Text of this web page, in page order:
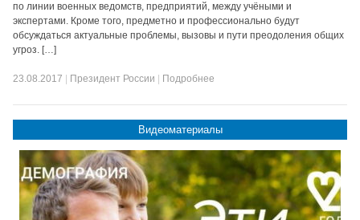
по линии военных ведомств, предприятий, между учёными и
экспертами. Кроме того, предметно и профессионально будут
обсуждаться актуальные проблемы, вызовы и пути преодоления общих
угроз. […]
23.08.2017 Президент России Подробнее
Видеоматериалы